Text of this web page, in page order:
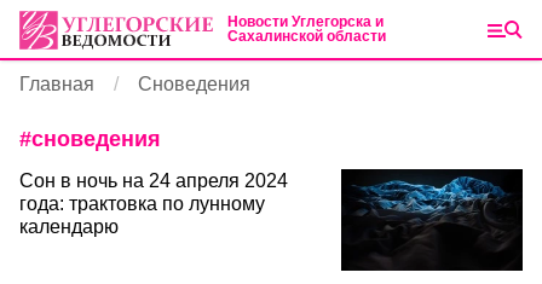
Новости Углегорска и
Сахалинской области
Главная Сноведения
#сноведения
Сон в ночь на 24 апреля 2024
года: трактовка по лунному
календарю